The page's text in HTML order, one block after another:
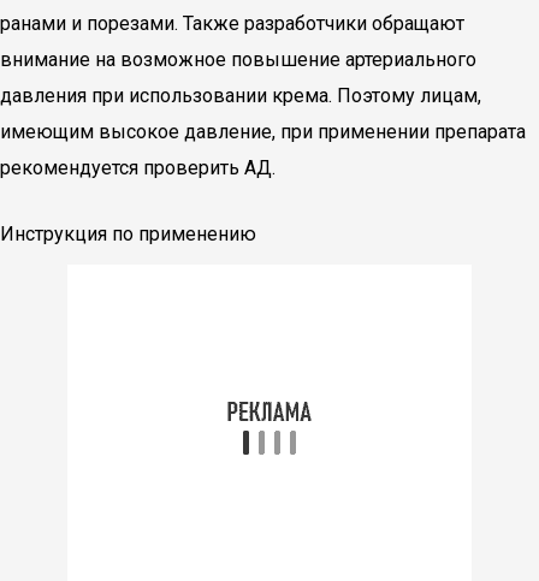
ранами и порезами. Также разработчики обращают
внимание на возможное повышение артериального
давления при использовании крема. Поэтому лицам,
имеющим высокое давление, при применении препарата
рекомендуется проверить АД.
Инструкция по применению